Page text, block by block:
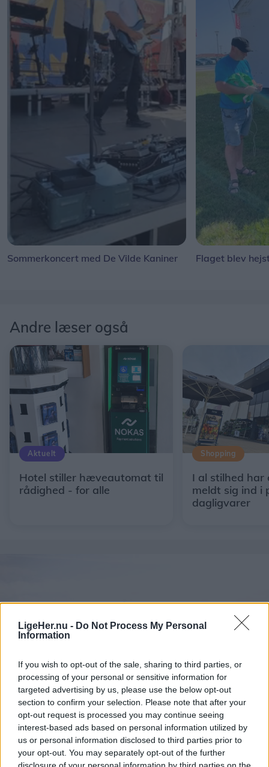
LigeHer.nu - Do Not Process My Personal
Information
If you wish to opt-out of the sale, sharing to third parties, or
processing of your personal or sensitive information for
targeted advertising by us, please use the below opt-out
section to confirm your selection. Please note that after your
opt-out request is processed you may continue seeing
interest-based ads based on personal information utilized by
us or personal information disclosed to third parties prior to
your opt-out. You may separately opt-out of the further
disclosure of your personal information by third parties on the
Sommerkoncert med De Vilde Kaniner Flaget blev
Andre læser også
Aktuelt
Hotel stiller hæveautomat til
rådighed - for alle
Shopping
I al stilhed har
meldt sig ind i
dagligvarer
Aktuelt
Nordjyllands Trafikselskab mangler